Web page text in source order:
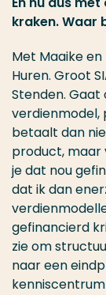
kraken. Waar
Met Maaike
Huren. Groot
Stenden.
betaalt dan
product, maar
je dat nou
dat ik dan
gefinancierd
zie om
naar een